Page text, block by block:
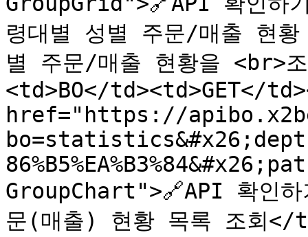
령대별 성별 주문/매출 현
별 주문/매출 현황을 <br>
<td>BO</td><td>GET</
href="https://
GroupChart">🔗API 확인
문(매출) 현황 목록 조회</